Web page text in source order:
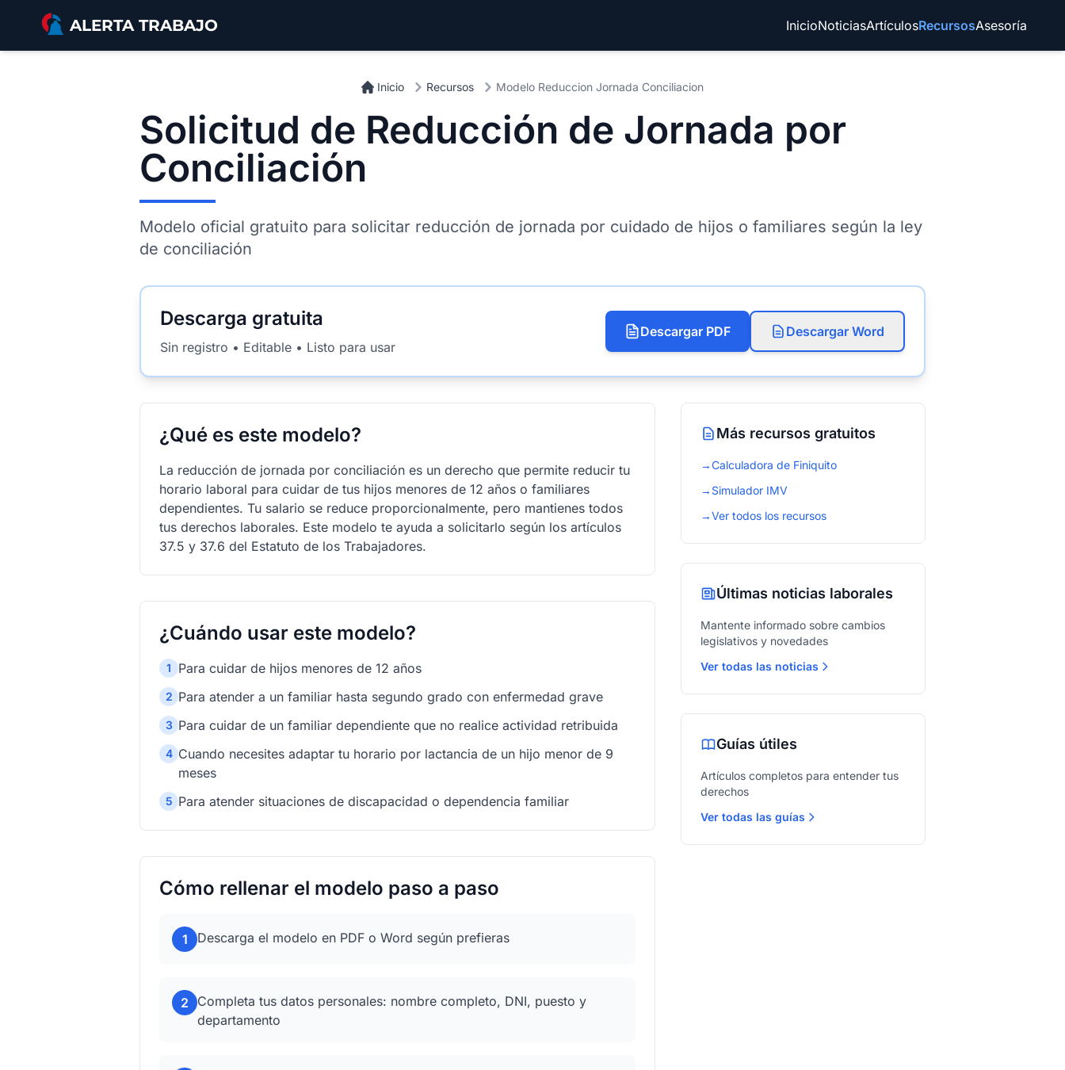
Saltar al contenido principal
ALERTA TRABAJO InicioNoticiasArtículosRecursosAsesoría
Inicio Recursos Modelo Reduccion Jornada Conciliacion
Solicitud de Reducción de Jornada por
Conciliación
Modelo oficial gratuito para solicitar reducción de jornada por cuidado de hijos o familiares según la ley
de conciliación
Descarga gratuita
Sin registro • Editable • Listo para usar
Descargar PDF Descargar Word
¿Qué es este modelo?
La reducción de jornada por conciliación es un derecho que permite reducir tu
horario laboral para cuidar de tus hijos menores de 12 años o familiares
dependientes. Tu salario se reduce proporcionalmente, pero mantienes todos
tus derechos laborales. Este modelo te ayuda a solicitarlo según los artículos
37.5 y 37.6 del Estatuto de los Trabajadores.
¿Cuándo usar este modelo?
1 Para cuidar de hijos menores de 12 años
2 Para atender a un familiar hasta segundo grado con enfermedad grave
3 Para cuidar de un familiar dependiente que no realice actividad retribuida
4 Cuando necesites adaptar tu horario por lactancia de un hijo menor de 9
meses
5 Para atender situaciones de discapacidad o dependencia familiar
Cómo rellenar el modelo paso a paso
1 Descarga el modelo en PDF o Word según prefieras
2
Completa tus datos personales: nombre completo, DNI, puesto y
departamento
Más recursos gratuitos
→Calculadora de Finiquito
→ Simulador IMV
→Ver todos los recursos
Últimas noticias laborales
Mantente informado sobre cambios
legislativos y novedades
Ver todas las noticias
Guías útiles
Artículos completos para entender tus
derechos
Ver todas las guías